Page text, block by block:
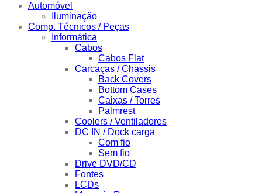
Automóvel
Iluminação
Comp. Técnicos / Peças
Informática
Cabos
Cabos Flat
Carcaças / Chassis
Back Covers
Bottom Cases
Caixas / Torres
Palmrest
Coolers / Ventiladores
DC IN / Dock carga
Com fio
Sem fio
Drive DVD/CD
Fontes
LCDs